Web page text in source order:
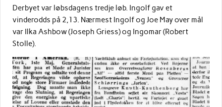
Derbyet var løbsdagens tredje løb. Ingolf gav et
vinderodds på 2,13. Nærmest Ingolf og Joe May over mål
var Ilka Ashbow (Joseph Griess) og Ingomar (Robert
Stolle).